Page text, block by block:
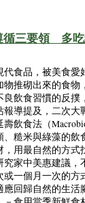
三要領 多吃
食品，被美食愛
推砌出來的食物
飲食習慣的反撲
報導提及，二次大
飲食法（
糙米與綠藻的飲
用最自然的方式
家中美惠建議，
一個月一次的方
回歸自然的生活